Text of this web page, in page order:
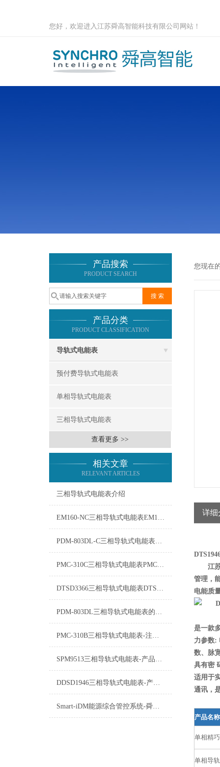
您好，欢迎进入江苏舜高智能科技有限公司网站！
产品搜索
PRODUCT SEARCH
产品分类
PRODUCT CLASSIFICATION
导轨式电能表
预付费导轨式电能表
单相导轨式电能表
三相导轨式电能表
查看更多 >>
相关文章
RELEVANT ARTICLES
三相导轨式电能表介绍
EM160-NC三相导轨式电能表EM160-NC维修保养
PDM-803DL-C三相导轨式电能表PDM-803DL-C技术参数
PMC-310C三相导轨式电能表PMC-310C舜高解决方案
DTSD3366三相导轨式电能表DTSD3366接线图
PDM-803DL三相导轨式电能表的安装与使用
PMC-310B三相导轨式电能表-注意事项
SPM9513三相导轨式电能表-产品概述
DDSD1946三相导轨式电能表-产品概述
Smart-iDM能源综合管控系统-舜高智能技术交流
您现在
详细
江
管理，
电能质
是一款
力参数:
数、脉
具有密
适用于
通讯，
产品名称
单相精
单相导